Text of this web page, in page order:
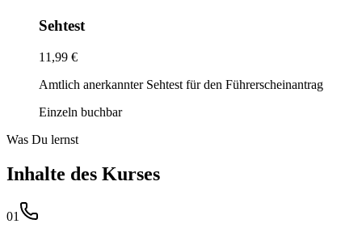
Sehtest
11,99 €
Amtlich anerkannter Sehtest für den Führerscheinantrag
Einzeln buchbar
Was Du lernst
Inhalte des Kurses
01